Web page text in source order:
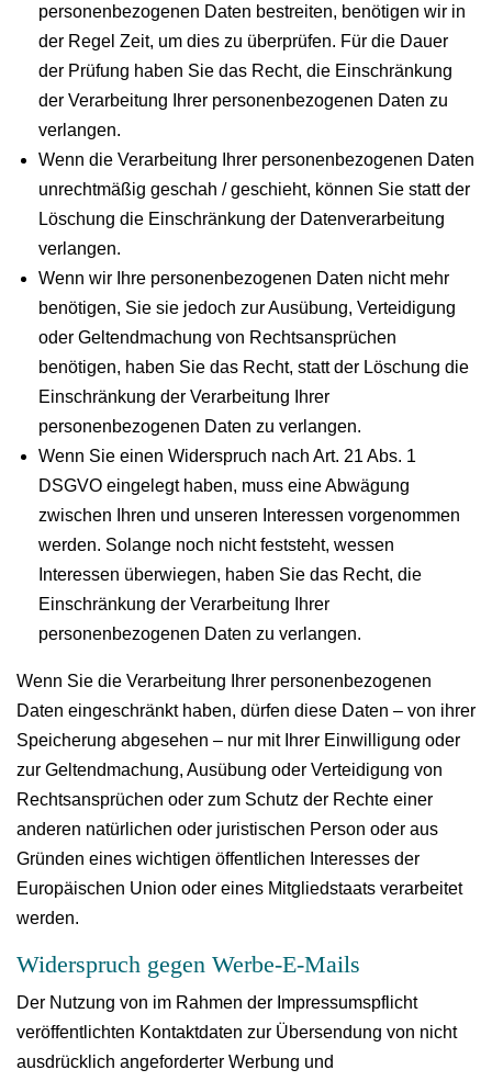
personenbezogenen Daten bestreiten, benötigen wir in
der Regel Zeit, um dies zu überprüfen. Für die Dauer
der Prüfung haben Sie das Recht, die Einschränkung
der Verarbeitung Ihrer personenbezogenen Daten zu
verlangen.
Wenn die Verarbeitung Ihrer personenbezogenen Daten
unrechtmäßig geschah / geschieht, können Sie statt der
Löschung die Einschränkung der Datenverarbeitung
verlangen.
Wenn wir Ihre personenbezogenen Daten nicht mehr
benötigen, Sie sie jedoch zur Ausübung, Verteidigung
oder Geltendmachung von Rechtsansprüchen
benötigen, haben Sie das Recht, statt der Löschung die
Einschränkung der Verarbeitung Ihrer
personenbezogenen Daten zu verlangen.
Wenn Sie einen Widerspruch nach Art. 21 Abs. 1
DSGVO eingelegt haben, muss eine Abwägung
zwischen Ihren und unseren Interessen vorgenommen
werden. Solange noch nicht feststeht, wessen
Interessen überwiegen, haben Sie das Recht, die
Einschränkung der Verarbeitung Ihrer
personenbezogenen Daten zu verlangen.
Wenn Sie die Verarbeitung Ihrer personenbezogenen
Daten eingeschränkt haben, dürfen diese Daten – von ihrer
Speicherung abgesehen – nur mit Ihrer Einwilligung oder
zur Geltendmachung, Ausübung oder Verteidigung von
Rechtsansprüchen oder zum Schutz der Rechte einer
anderen natürlichen oder juristischen Person oder aus
Gründen eines wichtigen öffentlichen Interesses der
Europäischen Union oder eines Mitgliedstaats verarbeitet
werden.
Widerspruch gegen Werbe-E-Mails
Der Nutzung von im Rahmen der Impressumspflicht
veröffentlichten Kontaktdaten zur Übersendung von nicht
ausdrücklich angeforderter Werbung und